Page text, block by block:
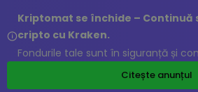
Kriptomat se închide – Continuă
cripto cu Kraken.
Fondurile tale sunt în siguranță și
Citește anunțul